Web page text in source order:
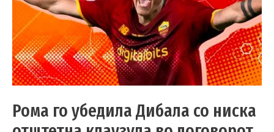
Рома го убедила Дибала со ниска